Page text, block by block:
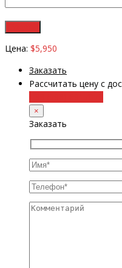
Цена: $5,950
Заказать
Рассчитать цену с
×
Заказать